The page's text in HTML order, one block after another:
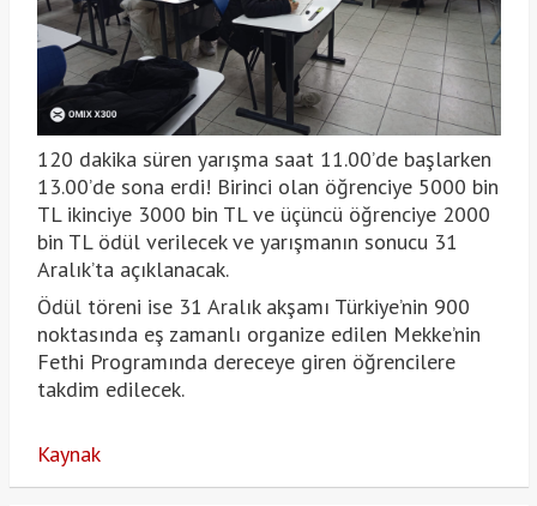
120 dakika süren yarışma saat 11.00’de başlarken
13.00’de sona erdi! Birinci olan öğrenciye 5000 bin
TL ikinciye 3000 bin TL ve üçüncü öğrenciye 2000
bin TL ödül verilecek ve yarışmanın sonucu 31
Aralık’ta açıklanacak.
Ödül töreni ise 31 Aralık akşamı Türkiye’nin 900
noktasında eş zamanlı organize edilen Mekke’nin
Fethi Programında dereceye giren öğrencilere
takdim edilecek.
Kaynak